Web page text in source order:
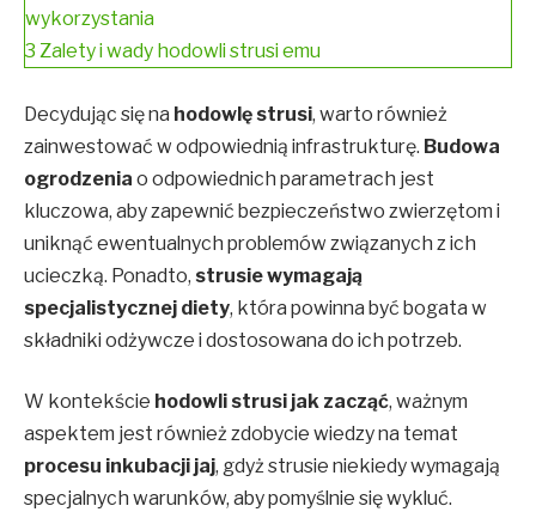
wykorzystania
3 Zalety i wady hodowli strusi emu
Decydując się na hodowlę strusi, warto również
zainwestować w odpowiednią infrastrukturę. Budowa
ogrodzenia o odpowiednich parametrach jest
kluczowa, aby zapewnić bezpieczeństwo zwierzętom i
uniknąć ewentualnych problemów związanych z ich
ucieczką. Ponadto, strusie wymagają
specjalistycznej diety, która powinna być bogata w
składniki odżywcze i dostosowana do ich potrzeb.
W kontekście hodowli strusi jak zacząć, ważnym
aspektem jest również zdobycie wiedzy na temat
procesu inkubacji jaj, gdyż strusie niekiedy wymagają
specjalnych warunków, aby pomyślnie się wykluć.